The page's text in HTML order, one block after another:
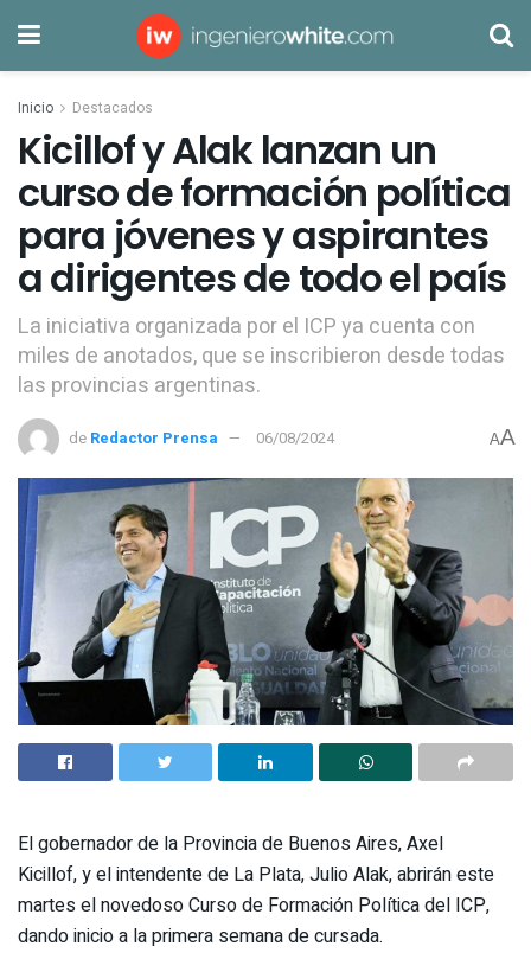
Inicio Destacados
Kicillof y Alak lanzan un
curso de formación política
para jóvenes y aspirantes
a dirigentes de todo el país
La iniciativa organizada por el ICP ya cuenta con
miles de anotados, que se inscribieron desde todas
las provincias argentinas.
de Redactor Prensa 06/08/2024 AA
El gobernador de la Provincia de Buenos Aires, Axel
Kicillof, y el intendente de La Plata, Julio Alak, abrirán este
martes el novedoso Curso de Formación Política del ICP,
dando inicio a la primera semana de cursada.